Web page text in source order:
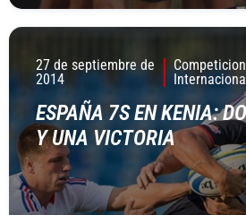
27 de septiembre de
2014
ESPAÑA 7S EN KENIA:
Y UNA VICTORIA